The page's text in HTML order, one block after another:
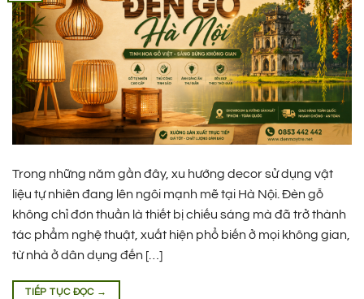
Trong những năm gần đây, xu hướng decor sử dụng vật
liệu tự nhiên đang lên ngôi mạnh mẽ tại Hà Nội. Đèn gỗ
không chỉ đơn thuần là thiết bị chiếu sáng mà đã trở thành
tác phẩm nghệ thuật, xuất hiện phổ biến ở mọi không gian,
từ nhà ở dân dụng đến […]
TIẾP TỤC ĐỌC →